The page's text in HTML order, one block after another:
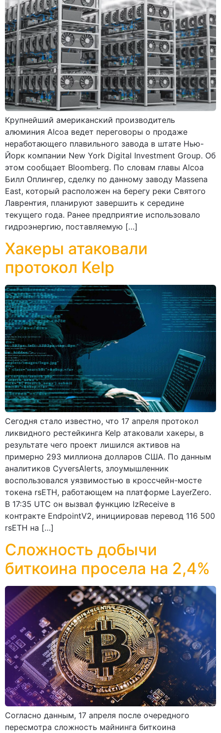
Крупнейший американский производитель
алюминия Alcoa ведет переговоры о продаже
неработающего плавильного завода в штате Нью-
Йорк компании New York Digital Investment Group. Об
этом сообщает Bloomberg. По словам главы Alcoa
Билл Оплингер, сделку по данному заводу Massena
East, который расположен на берегу реки Святого
Лаврентия, планируют завершить к середине
текущего года. Ранее предприятие использовало
гидроэнергию, поставляемую […]
Хакеры атаковали
протокол Kelp
Сегодня стало известно, что 17 апреля протокол
ликвидного рестейкинга Kelp атаковали хакеры, в
результате чего проект лишился активов на
примерно 293 миллиона долларов США. По данным
аналитиков CyversAlerts, злоумышленник
воспользовался уязвимостью в кроссчейн-мосте
токена rsETH, работающем на платформе LayerZero.
В 17:35 UTC он вызвал функцию lzReceive в
контракте EndpointV2, инициировав перевод 116 500
rsETH на […]
Сложность добычи
биткоина просела на 2,4%
Согласно данным, 17 апреля после очередного
пересмотра сложность майнинга биткоина